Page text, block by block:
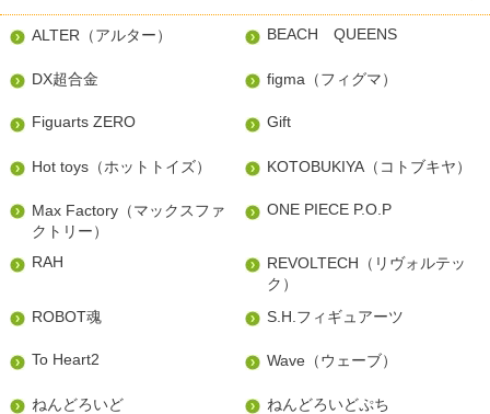
ALTER（アルター） BEACH QUEENS
DX超合金 figma（フィグマ）
Figuarts ZERO Gift
Hot toys（ホットトイズ） KOTOBUKIYA（コトブキヤ）
Max Factory（マックスファ
クトリー）
ONE PIECE P.O.P
RAH
REVOLTECH（リヴォルテッ
ク）
ROBOT魂
S.H.フィギュアーツ
To Heart2 Wave（ウェーブ）
ねんどろいど ねんどろいどぷち